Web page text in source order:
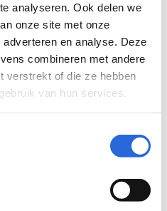
analyseren. Ook delen we
onze site met onze
en analyse. Deze
combineren met andere
verstrekt of die ze hebben
van hun services.
4)